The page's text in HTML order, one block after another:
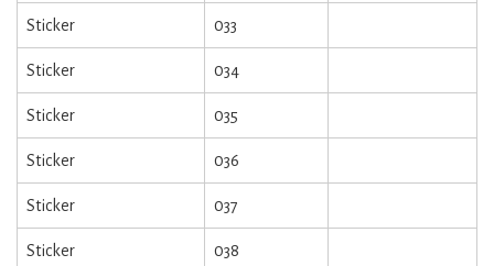
Sticker 033
Sticker 034
Sticker 035
Sticker 036
Sticker 037
Sticker 038